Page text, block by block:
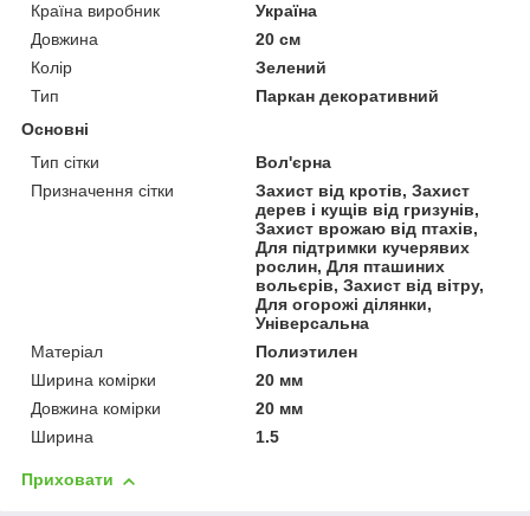
Країна виробник
Україна
Довжина
20 см
Колір
Зелений
Тип
Паркан декоративний
Основні
Тип сітки
Вол'єрна
Призначення сітки
Захист від кротів, Захист
дерев і кущів від гризунів,
Захист врожаю від птахів,
Для підтримки кучерявих
рослин, Для пташиних
вольєрів, Захист від вітру,
Для огорожі ділянки,
Універсальна
Матеріал
Полиэтилен
Ширина комірки
20 мм
Довжина комірки
20 мм
Ширина
1.5
Приховати